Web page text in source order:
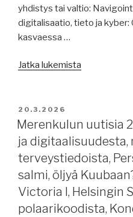
yhdistys tai valtio:
digitalisaatio, tieto ja
kasvaessa …
Jatka lukemista
Iranin
sodasta
ja
sen
jm
JULKAISTU
20.3.2026
Merenkulun uutisia
ja
terveystiedoista,
salmi, öljyä
Victoria I, Helsingin
polaarikoodista,